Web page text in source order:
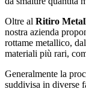
Oltre al Ritiro
nostra azienda
rottame metallico,
materiali più rari,
Generalmente la
suddivisa in diverse